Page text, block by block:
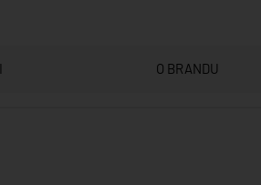
O BRANDU